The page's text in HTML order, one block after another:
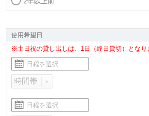
使用希望日
※土日祝の貸し出しは、1日（終日貸切）となり